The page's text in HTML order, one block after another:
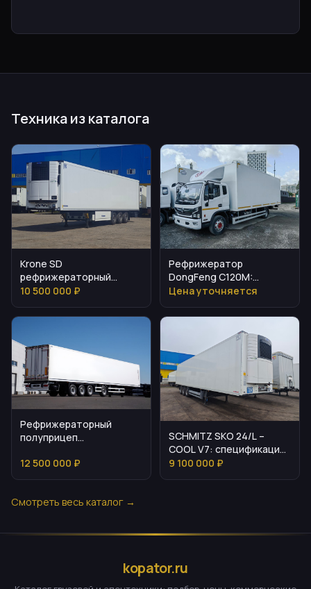
Техника из каталога
Krone SD
рефрижераторный
полуприцеп 2024
10 500 000 ₽
Рефрижератор
DongFeng C120M:
технические
эксплуатация
Цена уточняется
Рефрижераторный
полуприцеп
9703
12 500 000 ₽
SCHMITZ SKO 24/L –
COOL V7: спецификация
и стоимость
9 100 000 ₽
Смотреть весь каталог →
kopator.ru